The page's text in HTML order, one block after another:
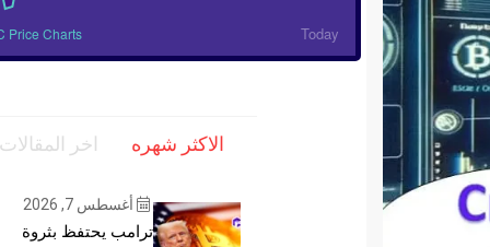
Price Charts Today
الاكثر شهره اخر
أغسطس 7, 2026
ترامب يحتفظ بثروة